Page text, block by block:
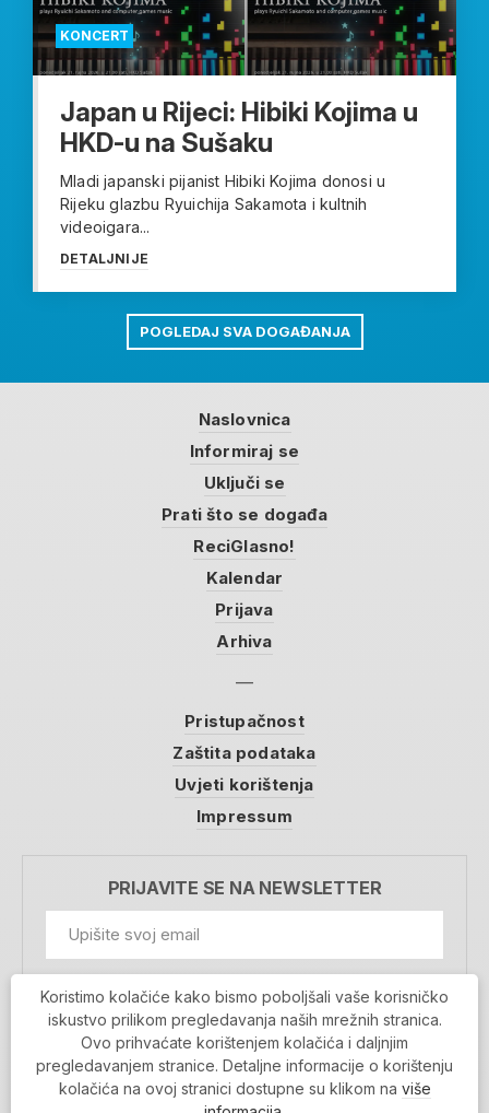
KONCERT
Japan u Rijeci: Hibiki Kojima u
HKD-u na Sušaku
Mladi japanski pijanist Hibiki Kojima donosi u
Rijeku glazbu Ryuichija Sakamota i kultnih
videoigara...
DETALJNIJE
POGLEDAJ SVA DOGAĐANJA
Naslovnica
Informiraj se
Uključi se
Prati što se događa
ReciGlasno!
Kalendar
Prijava
Arhiva
Pristupačnost
Zaštita podataka
Uvjeti korištenja
Impressum
PRIJAVITE SE NA NEWSLETTER
Prihvaćam da se moji podaci spremaju u bazu
podataka i koriste u svrhu slanja MojaRijeka
newslettera
MOJARIJEKA NEWSLETTER
Koristimo kolačiće kako bismo poboljšali vaše korisničko
iskustvo prilikom pregledavanja naših mrežnih stranica.
Ovo prihvaćate korištenjem kolačića i daljnjim
pregledavanjem stranice. Detaljne informacije o korištenju
kolačića na ovoj stranici dostupne su klikom na više